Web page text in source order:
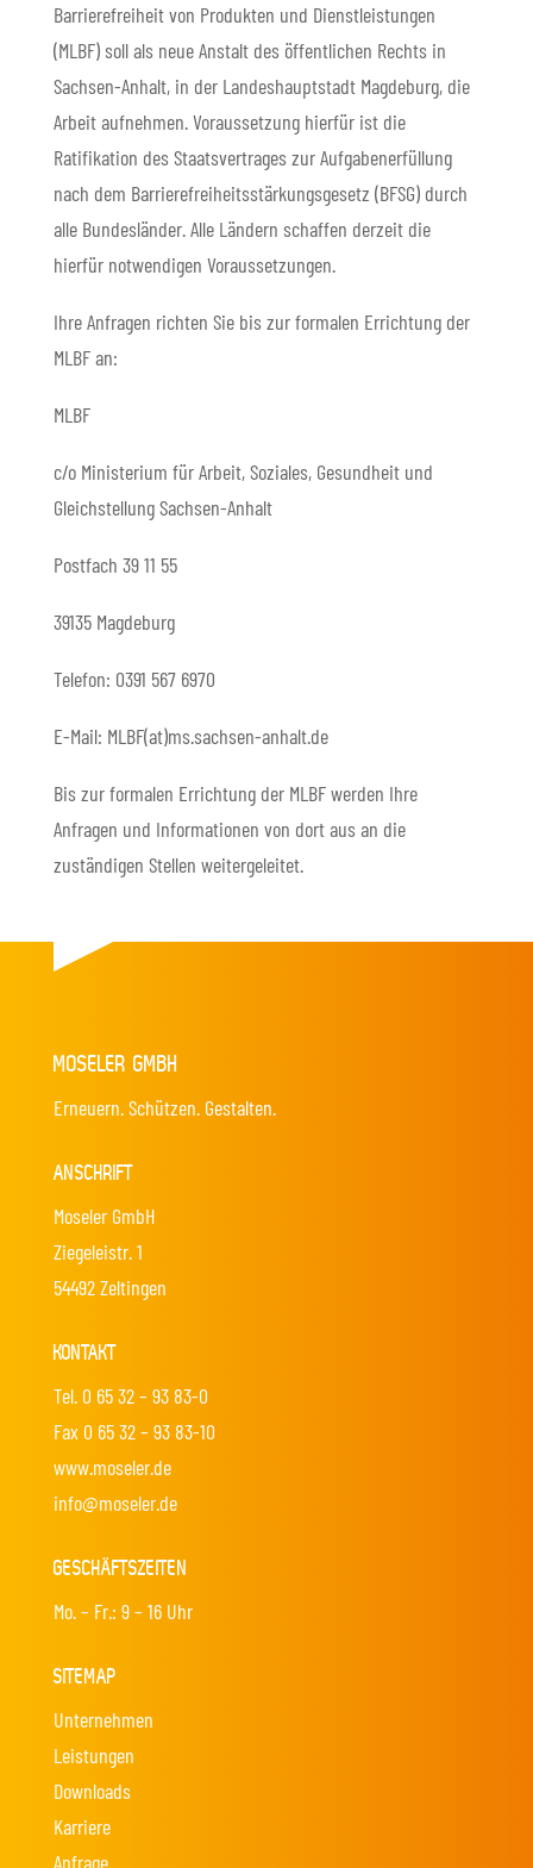
Barrierefreiheit von Produkten und Dienstleistungen
(MLBF) soll als neue Anstalt des öffentlichen Rechts in
Sachsen-​Anhalt, in der Landeshauptstadt Magdeburg, die
Arbeit aufnehmen. Voraussetzung hierfür ist die
Ratifikation des Staatsvertrages zur Aufgabenerfüllung
nach dem Barrierefreiheitsstärkungsgesetz (BFSG) durch
alle Bundesländer. Alle Ländern schaffen derzeit die
hierfür notwendigen Voraussetzungen.
Ihre Anfragen richten Sie bis zur formalen Errichtung der
MLBF an:
MLBF
c/o Ministerium für Arbeit, Soziales, Gesundheit und
Gleichstellung Sachsen-Anhalt
Postfach 39 11 55
39135 Magdeburg
Telefon: 0391 567 6970
E-​Mail: MLBF(at)ms.sachsen-​anhalt.de
Bis zur formalen Errichtung der MLBF werden Ihre
Anfragen und Informationen von dort aus an die
zuständigen Stellen weitergeleitet.
MOSELER GMBH
Erneuern. Schützen. Gestalten.
ANSCHRIFT
Moseler GmbH
Ziegeleistr. 1
54492 Zeltingen
KONTAKT
Tel. 0 65 32 – 93 83-0
Fax 0 65 32 – 93 83-10
www.moseler.de
info@moseler.de
GESCHÄFTSZEITEN
Mo. – Fr.: 9 – 16 Uhr
SITEMAP
Unternehmen
Leistungen
Downloads
Karriere
Anfrage